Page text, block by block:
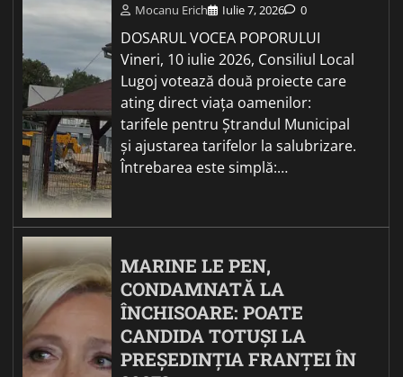
Mocanu Erich Iulie 7, 2026 0
DOSARUL VOCEA POPORULUI
Vineri, 10 iulie 2026, Consiliul Local
Lugoj votează două proiecte care
ating direct viața oamenilor:
tarifele pentru Ștrandul Municipal
și ajustarea tarifelor la salubrizare.
Întrebarea este simplă:…
MARINE LE PEN,
CONDAMNATĂ LA
ÎNCHISOARE: POATE
CANDIDA TOTUȘI LA
PREȘEDINȚIA FRANȚEI ÎN